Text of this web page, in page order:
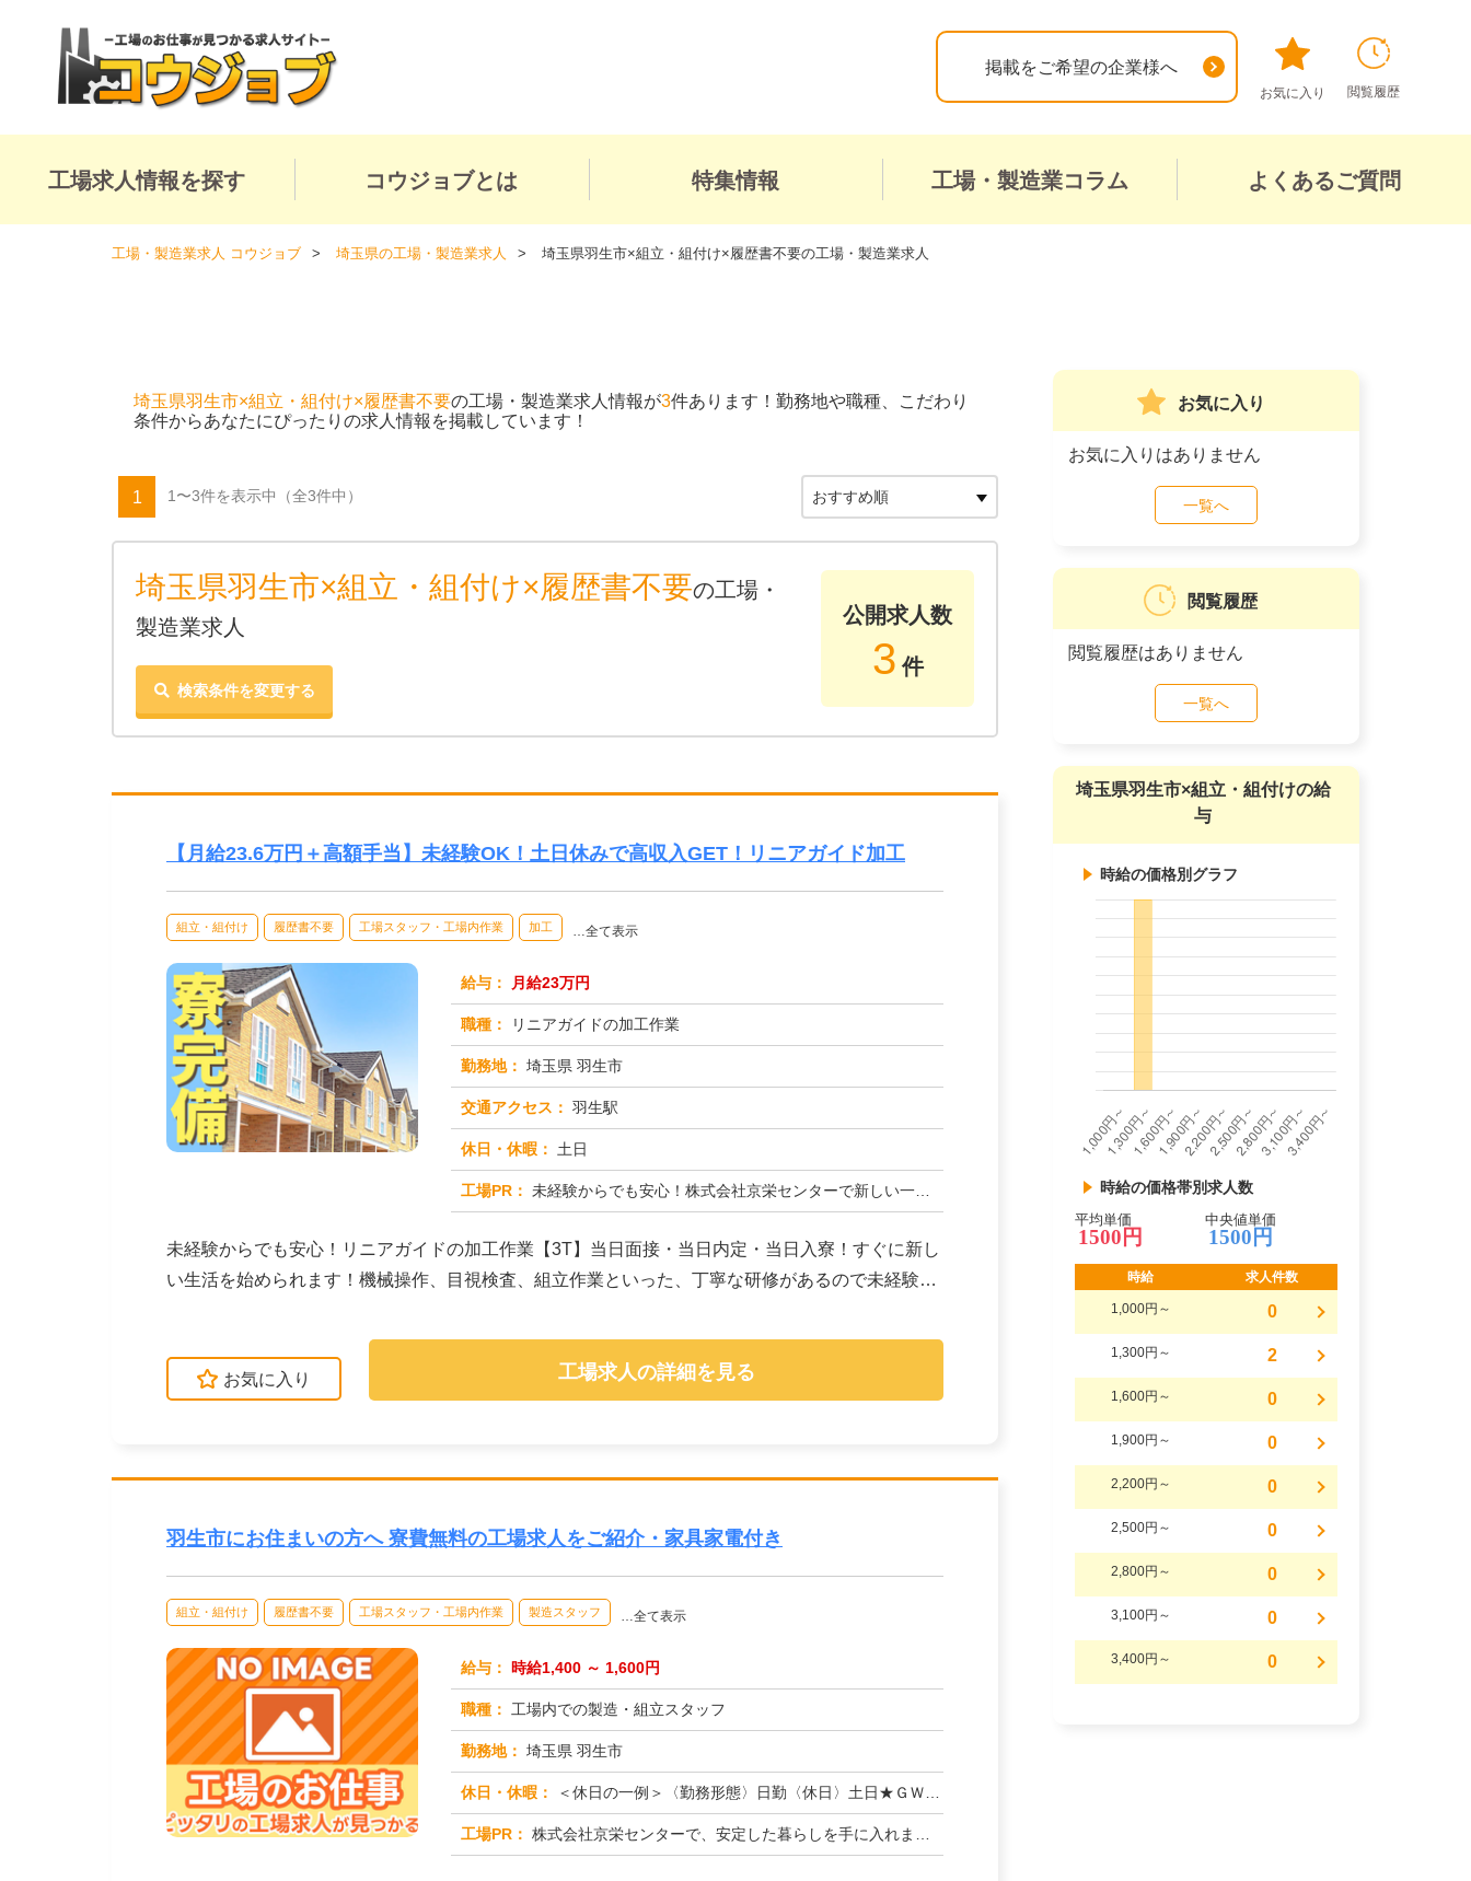
掲載をご希望の企業様へ
お気に入り 閲覧履歴
工場求人情報を探す コウジョブとは 特集情報 工場・製造業コラム よくあるご質問
工場・製造業求人 コウジョブ 埼玉県の工場・製造業求人 埼玉県羽生市×組立・組付け×履歴書不要の工場・製造業求人
埼玉県羽生市×組立・組付け×履歴書不要の工場・製造業求人情報が3件あります！勤務地や職種、こだわり
条件からあなたにぴったりの求人情報を掲載しています！
1 1〜3件を表示中 （全3件中）
埼玉県羽生市×組立・組付け×履歴書不要の工場・
製造業求人
検索条件を変更する
公開求人数
3 件
【月給23.6万円＋高額手当】未経験OK！土日休みで高収入GET！リニアガイド加工
組立・組付け 履歴書不要 工場スタッフ・工場内作業 加工 …全て表示
給与： 月給23万円
職種： リニアガイドの加工作業
勤務地： 埼玉県 羽生市
交通アクセス： 羽生駅
休日・休暇： 土日
工場PR： 未経験からでも安心！株式会社京栄センターで新しい一歩を踏み出してみませんか？◆年齢・経験・資格は一切不問です！先輩...
未経験からでも安心！リニアガイドの加工作業【3T】当日面接・当日内定・当日入寮！すぐに新し
い生活を始められます！機械操作、目視検査、組立作業といった、丁寧な研修があるので未経験の
お気に入り 工場求人の詳細を見る
羽生市にお住まいの方へ 寮費無料の工場求人をご紹介・家具家電付き
組立・組付け 履歴書不要 工場スタッフ・工場内作業 製造スタッフ …全て表示
給与： 時給1,400 ～ 1,600円
職種： 工場内での製造・組立スタッフ
勤務地： 埼玉県 羽生市
休日・休暇： ＜休日の一例＞〈勤務形態〉日勤〈休日〉土日★ＧＷ・夏季・冬季・年末年始休暇あり★有給休暇あり※配属先により休日・勤...
工場PR： 株式会社京栄センターで、安定した暮らしを手に入れませんか？☆家具付き寮がすぐに利用可能！→ 敷金・礼金・鍵交換代も...
お気に入り
お気に入りはありません
一覧へ
閲覧履歴
閲覧履歴はありません
一覧へ
埼玉県羽生市×組立・組付けの給
与
時給の価格別グラフ
時給の価格帯別求人数
平均単価
1500円
中央値単価
1500円
時給 求人件数
1,000円～ 0
1,300円～ 2
1,600円～ 0
1,900円～ 0
2,200円～ 0
2,500円～ 0
2,800円～ 0
3,100円～ 0
3,400円～ 0